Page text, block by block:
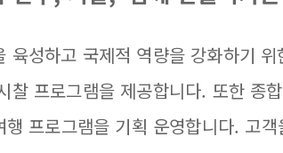
육성하고 국제적 역량을 강화하기
찰 프로그램을 제공합니다. 또한 종
프로그램을 기획 운영합니다. 고